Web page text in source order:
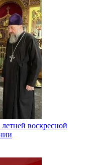
воскресной